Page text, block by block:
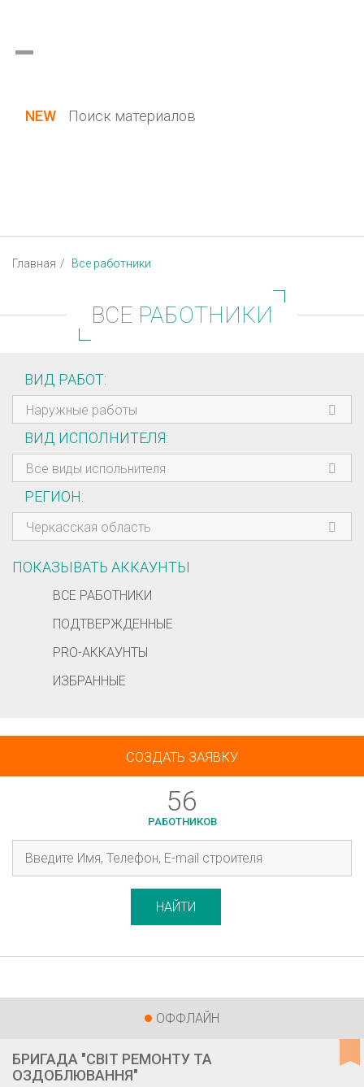
NEW Поиск материалов
Главная Все работники
ВСЕ РАБОТНИКИ
ВИД РАБОТ
Наружные работы
ВИД ИСПОЛНИТЕЛЯ
Все виды испольнителя
РЕГИОН
Черкасская область
ПОКАЗЫВАТЬ АККАУНТЫ
ВСЕ РАБОТНИКИ
ПОДТВЕРЖДЕННЫЕ
PRO-АККАУНТЫ
ИЗБРАННЫЕ
СОЗДАТЬ ЗАЯВКУ
56
РАБОТНИКОВ
НАЙТИ
ОФФЛАЙН
БРИГАДА "СВІТ РЕМОНТУ ТА
ОЗДОБЛЮВАННЯ"